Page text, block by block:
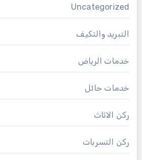
Uncategorized
التبريد والتكيف
خدمات الرياض
خدمات حائل
ركن الاثاث
ركن التسربات